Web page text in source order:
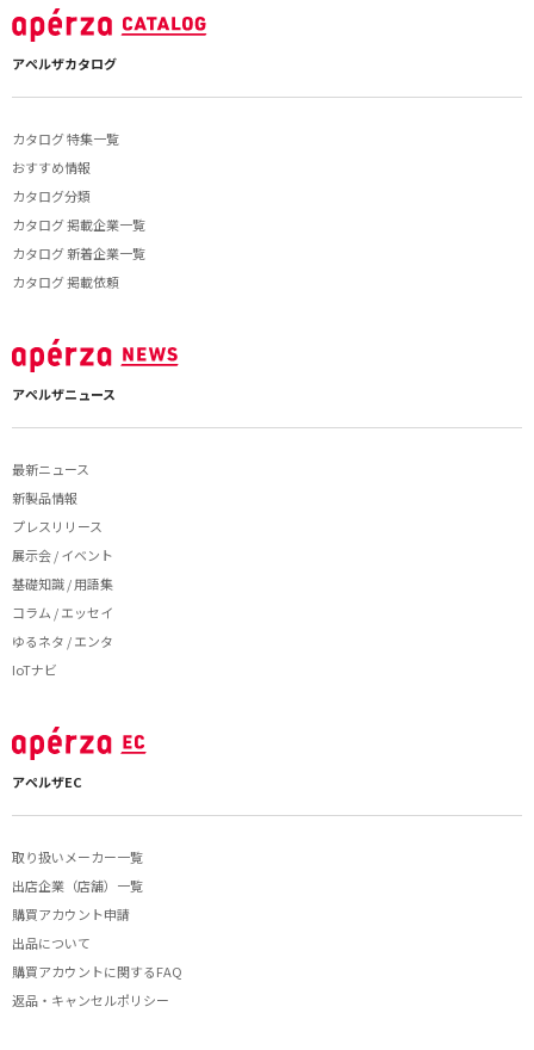
アペルザカタログ
カタログ 特集一覧
おすすめ情報
カタログ分類
カタログ 掲載企業一覧
カタログ 新着企業一覧
カタログ 掲載依頼
アペルザニュース
最新ニュース
新製品情報
プレスリリース
展示会 / イベント
基礎知識 / 用語集
コラム / エッセイ
ゆるネタ / エンタ
IoTナビ
アペルザEC
取り扱いメーカー一覧
出店企業（店舗）一覧
購買アカウント申請
出品について
購買アカウントに関するFAQ
返品・キャンセルポリシー